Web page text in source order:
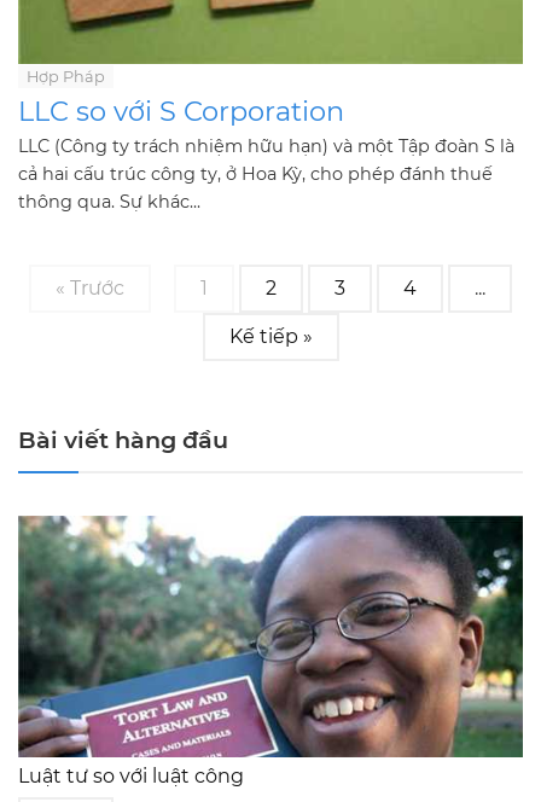
Hợp Pháp
LLC so với S Corporation
LLC (Công ty trách nhiệm hữu hạn) và một Tập đoàn S là
cả hai cấu trúc công ty, ở Hoa Kỳ, cho phép đánh thuế
thông qua. Sự khác...
« Trước 1 2 3 4 ...
Kế tiếp »
Bài viết hàng đầu
Luật tư so với luật công